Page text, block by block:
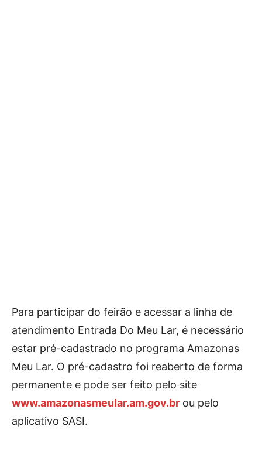
Para participar do feirão e acessar a linha de
atendimento Entrada Do Meu Lar, é necessário
estar pré-cadastrado no programa Amazonas
Meu Lar. O pré-cadastro foi reaberto de forma
permanente e pode ser feito pelo site
www.amazonasmeular.am.gov.br ou pelo
aplicativo SASI.